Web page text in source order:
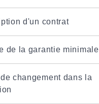
d'un contrat
de la garantie minimale
changement dans la